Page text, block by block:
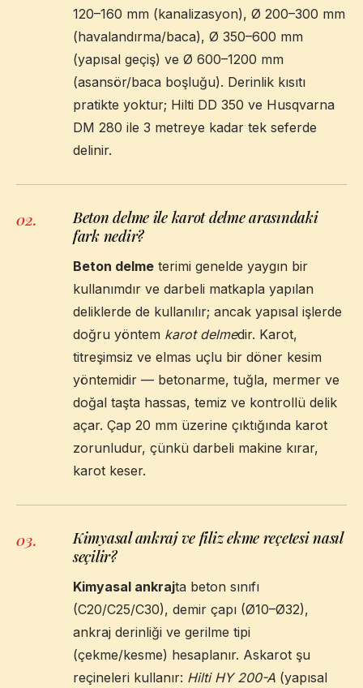
120–160 mm (kanalizasyon), Ø 200–300 mm
(havalandırma/baca), Ø 350–600 mm
(yapısal geçiş) ve Ø 600–1200 mm
(asansör/baca boşluğu). Derinlik kısıtı
pratikte yoktur; Hilti DD 350 ve Husqvarna
DM 280 ile 3 metreye kadar tek seferde
delinir.
02.
Beton delme ile karot delme arasındaki
fark nedir?
Beton delme terimi genelde yaygın bir
kullanımdır ve darbeli matkapla yapılan
deliklerde de kullanılır; ancak yapısal işlerde
doğru yöntem karot delmedir. Karot,
titreşimsiz ve elmas uçlu bir döner kesim
yöntemidir — betonarme, tuğla, mermer ve
doğal taşta hassas, temiz ve kontrollü delik
açar. Çap 20 mm üzerine çıktığında karot
zorunludur, çünkü darbeli makine kırar,
karot keser.
03.
Kimyasal ankraj ve filiz ekme reçetesi nasıl
seçilir?
Kimyasal ankrajta beton sınıfı
(C20/C25/C30), demir çapı (Ø10–Ø32),
ankraj derinliği ve gerilme tipi
(çekme/kesme) hesaplanır. Askarot şu
reçineleri kullanır: Hilti HY 200-A (yapısal